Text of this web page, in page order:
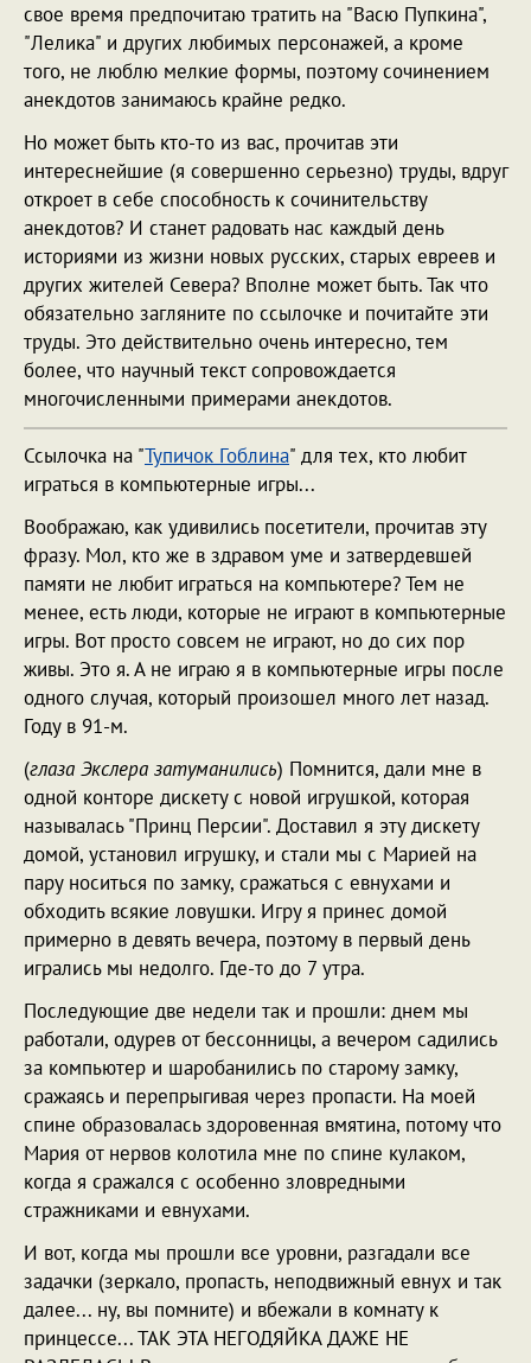
свое время предпочитаю тратить на "Васю Пупкина",
"Лелика" и других любимых персонажей, а кроме
того, не люблю мелкие формы, поэтому сочинением
анекдотов занимаюсь крайне редко.
Но может быть кто-то из вас, прочитав эти
интереснейшие (я совершенно серьезно) труды, вдруг
откроет в себе способность к сочинительству
анекдотов? И станет радовать нас каждый день
историями из жизни новых русских, старых евреев и
других жителей Севера? Вполне может быть. Так что
обязательно загляните по ссылочке и почитайте эти
труды. Это действительно очень интересно, тем
более, что научный текст сопровождается
многочисленными примерами анекдотов.
Ссылочка на "Тупичок Гоблина" для тех, кто любит
играться в компьютерные игры...
Воображаю, как удивились посетители, прочитав эту
фразу. Мол, кто же в здравом уме и затвердевшей
памяти не любит играться на компьютере? Тем не
менее, есть люди, которые не играют в компьютерные
игры. Вот просто совсем не играют, но до сих пор
живы. Это я. А не играю я в компьютерные игры после
одного случая, который произошел много лет назад.
Году в 91-м.
(глаза Экслера затуманились) Помнится, дали мне в
одной конторе дискету с новой игрушкой, которая
называлась "Принц Персии". Доставил я эту дискету
домой, установил игрушку, и стали мы с Марией на
пару носиться по замку, сражаться с евнухами и
обходить всякие ловушки. Игру я принес домой
примерно в девять вечера, поэтому в первый день
игрались мы недолго. Где-то до 7 утра.
Последующие две недели так и прошли: днем мы
работали, одурев от бессонницы, а вечером садились
за компьютер и шаробанились по старому замку,
сражаясь и перепрыгивая через пропасти. На моей
спине образовалась здоровенная вмятина, потому что
Мария от нервов колотила мне по спине кулаком,
когда я сражался с особенно зловредными
стражниками и евнухами.
И вот, когда мы прошли все уровни, разгадали все
задачки (зеркало, пропасть, неподвижный евнух и так
далее... ну, вы помните) и вбежали в комнату к
принцессе... ТАК ЭТА НЕГОДЯЙКА ДАЖЕ НЕ